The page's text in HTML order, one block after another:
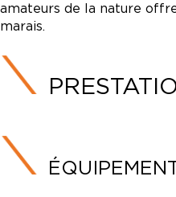
amateurs de la nature
marais.